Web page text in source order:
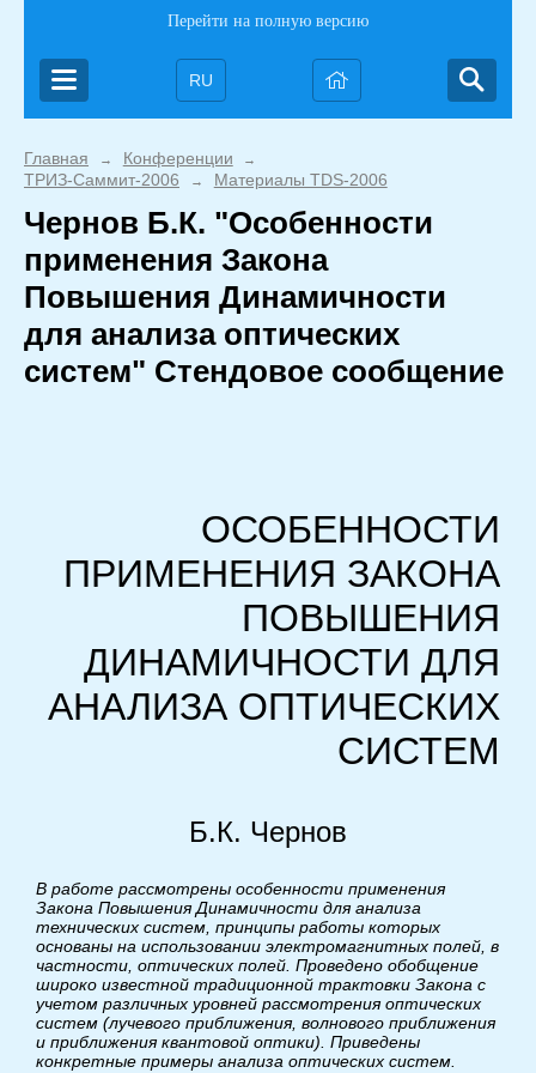
Перейти на полную версию
RU
Главная → Конференции →
ТРИЗ-Саммит-2006 → Материалы TDS-2006
Чернов Б.К. "Особенности
применения Закона
Повышения Динамичности
для анализа оптических
систем" Стендовое сообщение
ОСОБЕННОСТИ
ПРИМЕНЕНИЯ ЗАКОНА
ПОВЫШЕНИЯ
ДИНАМИЧНОСТИ ДЛЯ
АНАЛИЗА ОПТИЧЕСКИХ
СИСТЕМ
Б.К. Чернов
В работе рассмотрены особенности применения
Закона Повышения Динамичности для анализа
технических систем, принципы работы которых
основаны на использовании электромагнитных полей, в
частности, оптических полей. Проведено обобщение
широко известной традиционной трактовки Закона с
учетом различных уровней рассмотрения оптических
систем (лучевого приближения, волнового приближения
и приближения квантовой оптики). Приведены
конкретные примеры анализа оптических систем.